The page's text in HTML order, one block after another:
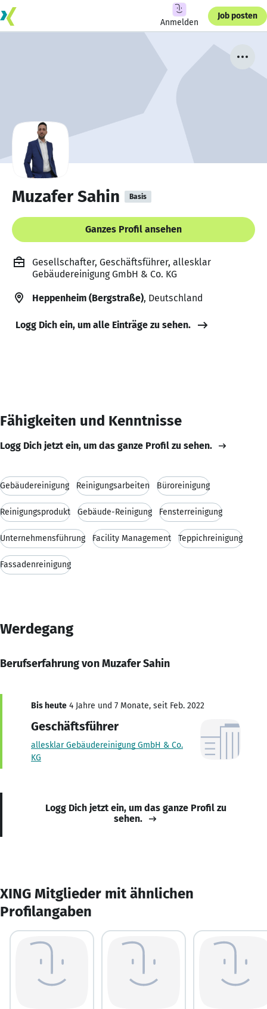
Anmelden
Job posten
Muzafer Sahin Basis
Ganzes Profil ansehen
Gesellschafter, Geschäftsführer, allesklar
Gebäudereinigung GmbH & Co. KG
Heppenheim (Bergstraße), Deutschland
Logg Dich ein, um alle Einträge zu sehen.
Fähigkeiten und Kenntnisse
Logg Dich jetzt ein, um das ganze Profil zu sehen.
Gebäudereinigung Reinigungsarbeiten Büroreinigung
Reinigungsprodukt Gebäude-Reinigung Fensterreinigung
Unternehmensführung Facility Management Teppichreinigung
Fassadenreinigung
Werdegang
Berufserfahrung von Muzafer Sahin
Bis heute 4 Jahre und 7 Monate, seit Feb. 2022
Geschäftsführer
allesklar Gebäudereinigung GmbH & Co.
KG
Logg Dich jetzt ein, um das ganze Profil zu
sehen.
XING Mitglieder mit ähnlichen
Profilangaben